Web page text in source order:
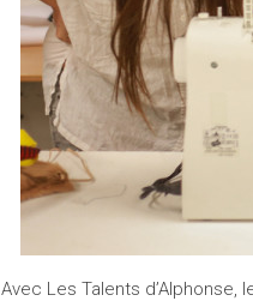
Avec Les Talents